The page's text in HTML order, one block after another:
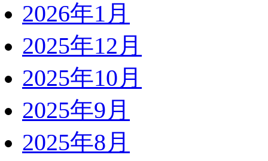
2026年1月
2025年12月
2025年10月
2025年9月
2025年8月